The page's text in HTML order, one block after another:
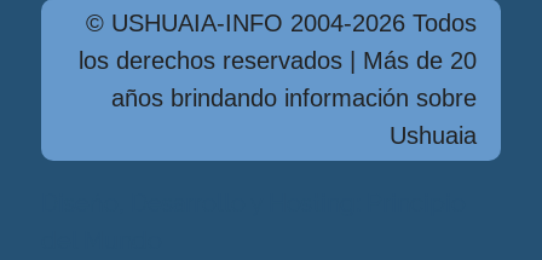
© USHUAIA-INFO 2004-2026 Todos
los derechos reservados | Más de 20
años brindando información sobre
Ushuaia